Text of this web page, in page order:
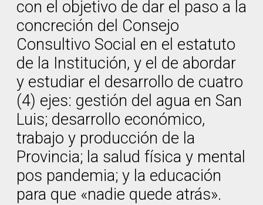
con el objetivo de dar el paso a la
concreción del Consejo
Consultivo Social en el estatuto
de la Institución, y el de abordar
y estudiar el desarrollo de cuatro
(4) ejes: gestión del agua en San
Luis; desarrollo económico,
trabajo y producción de la
Provincia; la salud física y mental
pos pandemia; y la educación
para que «nadie quede atrás».